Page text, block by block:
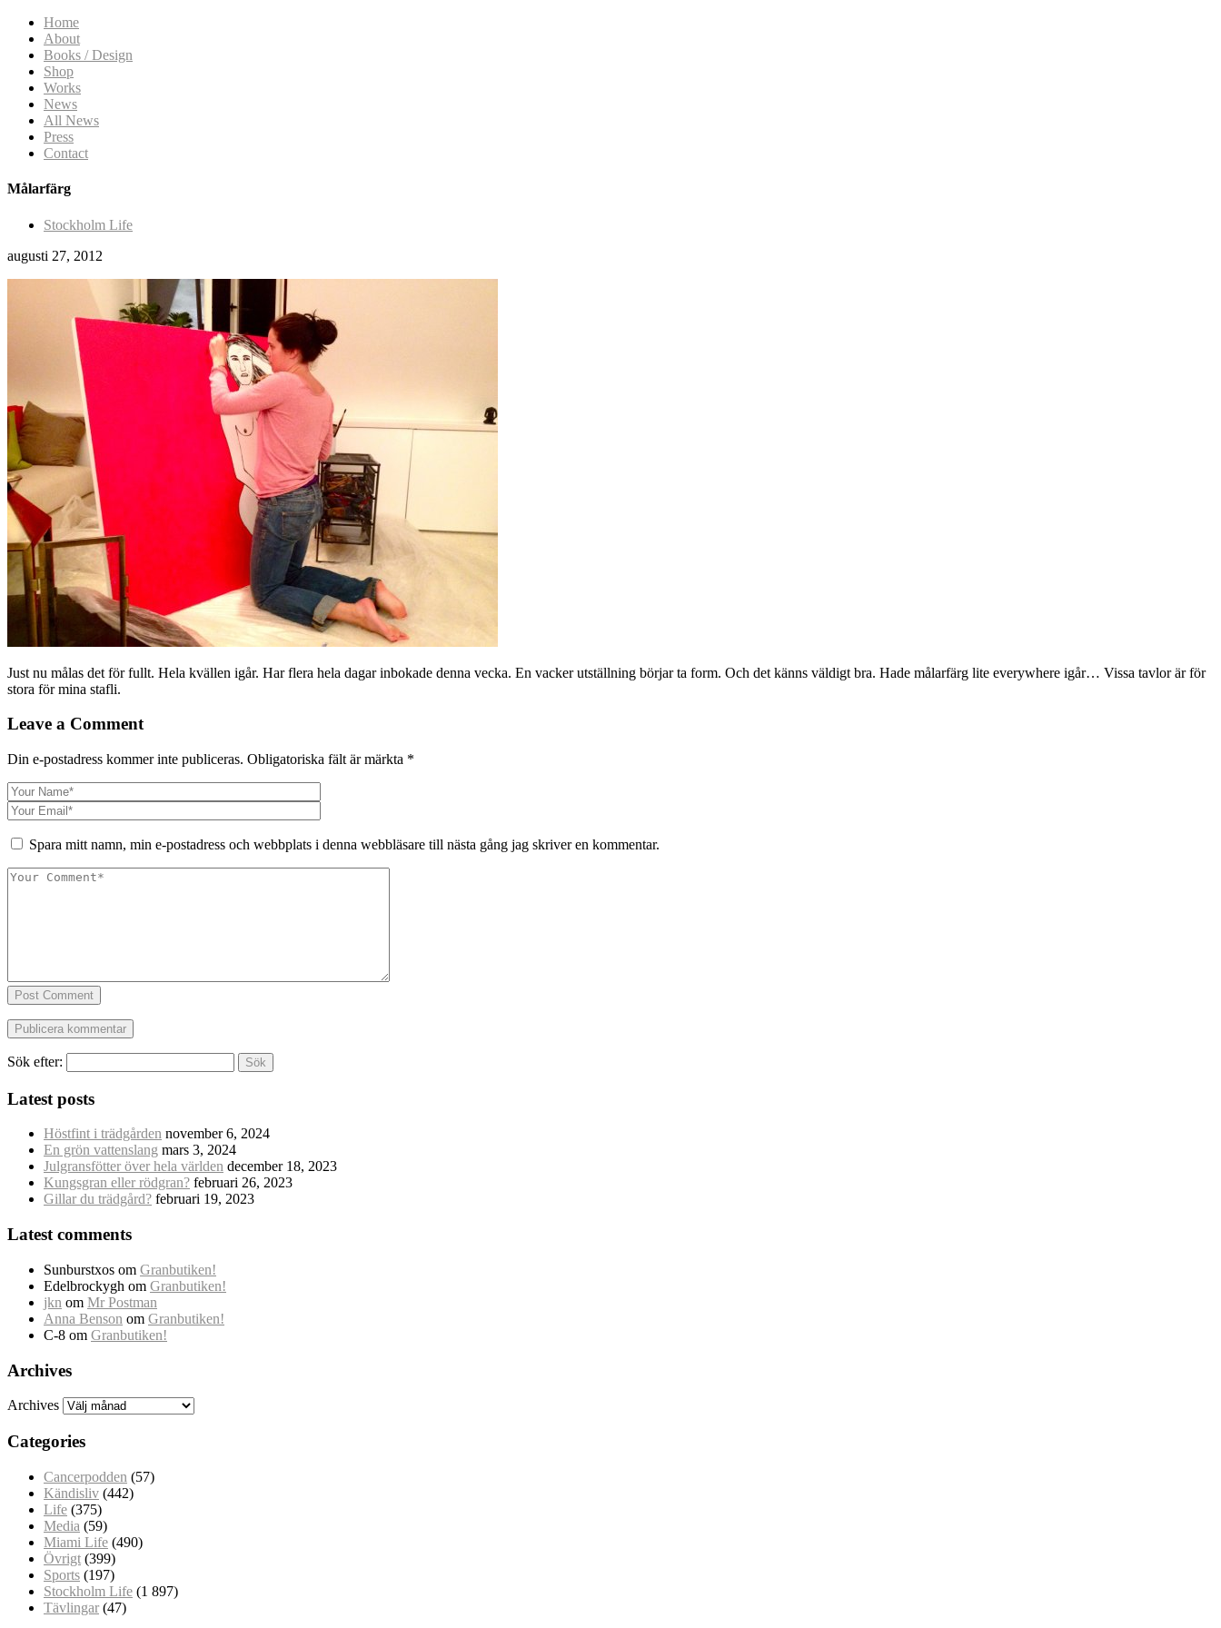
Home
About
Books / Design
Shop
Works
News
All News
Press
Contact
Målarfärg
Stockholm Life
augusti 27, 2012
Just nu målas det för fullt. Hela kvällen igår. Har flera hela dagar inbokade denna vecka. En vacker utställning börjar ta form. Och det känns väldigt bra. Hade målarfärg lite everywhere igår… Vissa tavlor är för
stora för mina stafli.
Leave a Comment
Din e-postadress kommer inte publiceras. Obligatoriska fält är märkta *
Spara mitt namn, min e-postadress och webbplats i denna webbläsare till nästa gång jag skriver en kommentar.
Post Comment
Sök efter:
Latest posts
Höstfint i trädgården november 6, 2024
En grön vattenslang mars 3, 2024
Julgransfötter över hela världen december 18, 2023
Kungsgran eller rödgran? februari 26, 2023
Gillar du trädgård? februari 19, 2023
Latest comments
Sunburstxos om Granbutiken!
Edelbrockygh om Granbutiken!
jkn om Mr Postman
Anna Benson om Granbutiken!
C-8 om Granbutiken!
Archives
Archives
Categories
Cancerpodden (57)
Kändisliv (442)
Life (375)
Media (59)
Miami Life (490)
Övrigt (399)
Sports (197)
Stockholm Life (1 897)
Tävlingar (47)